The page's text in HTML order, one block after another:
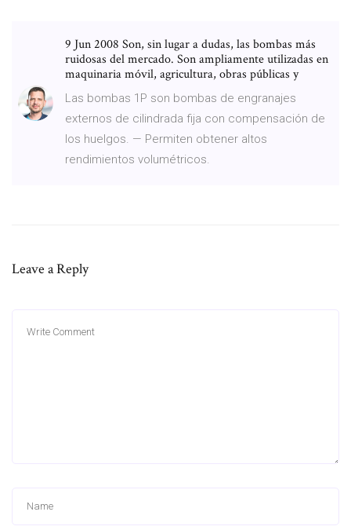
9 Jun 2008 Son, sin lugar a dudas, las bombas más
ruidosas del mercado. Son ampliamente utilizadas en
maquinaria móvil, agricultura, obras públicas y
Las bombas 1P son bombas de engranajes
externos de cilindrada fija con compensación de
los huelgos. — Permiten obtener altos
rendimientos volumétricos.
Leave a Reply